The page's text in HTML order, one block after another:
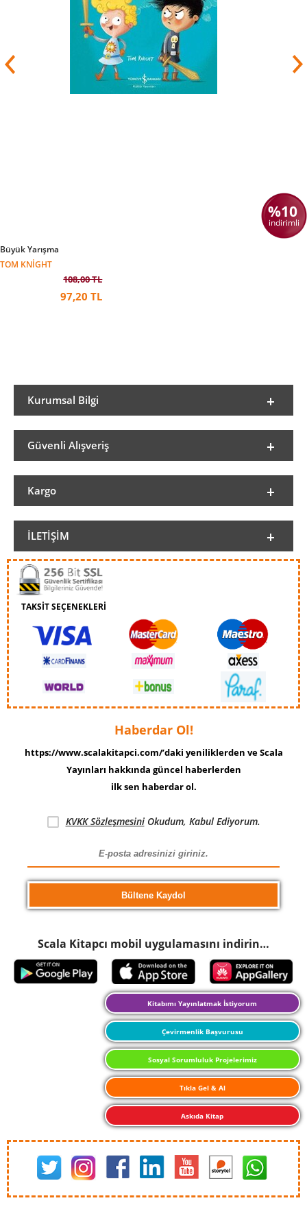
%10
indirimli
Büyük Yarışma
TOM KNIGHT
108,00 TL
97,20 TL
Kurumsal Bilgi
Güvenli Alışveriş
Kargo
İLETIŞIM
TAKSİT SEÇENEKLERİ
Haberdar Ol!
https://www.scalakitapci.com/’daki yeniliklerden ve Scala
Yayınları hakkında güncel haberlerden
ilk sen haberdar ol.
KVKK SözleşmesiniOkudum, Kabul Ediyorum.
Scala Kitapcı mobil uygulamasını indirin…
Kitabımı Yayınlatmak İstiyorum
Çevirmenlik Başvurusu
Sosyal Sorumluluk Projelerimiz
Tıkla Gel & Al
Askıda Kitap